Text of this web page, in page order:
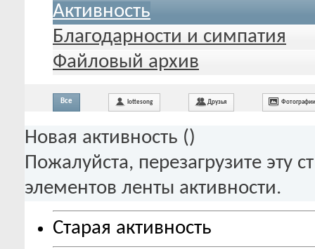
Активность
Благодарности и симпатия
Файловый архив
Все lottesong Друзья Фотографии
Новая активность ()
Пожалуйста, перезагрузите эту
элементов ленты активности.
Старая активность